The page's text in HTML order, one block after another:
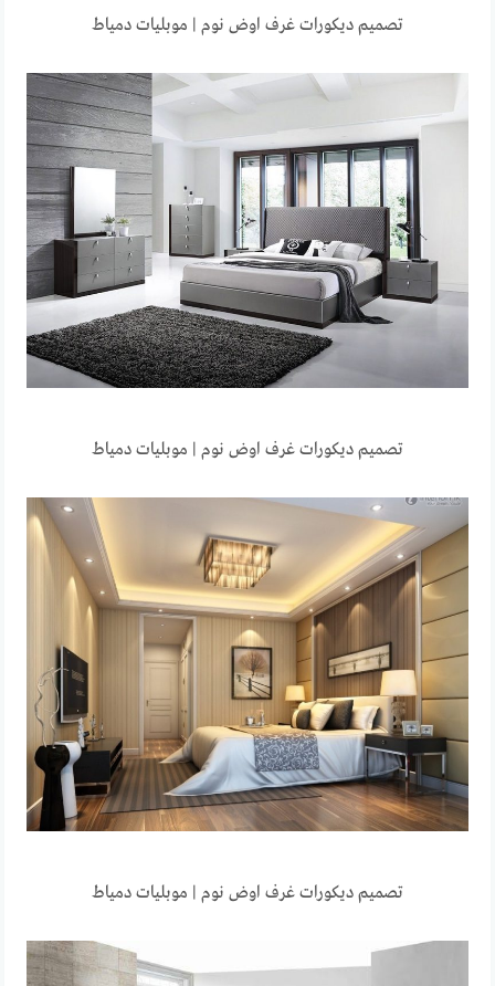
تصميم ديكورات غرف اوض نوم | موبليات دمياط
تصميم ديكورات غرف اوض نوم | موبليات دمياط
تصميم ديكورات غرف اوض نوم | موبليات دمياط